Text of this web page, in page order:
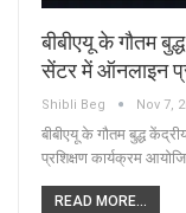
बीबीएयू के गौतम
सेंटर में ऑनलाइन
Shibli Beg Nov 7,
बीबीएयू के गौतम बुद्ध
प्रशिक्षण कार्यक्रम
READ MORE...